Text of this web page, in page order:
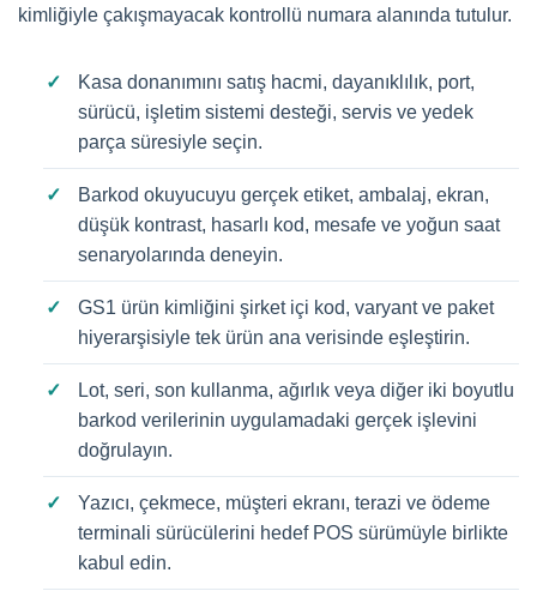
kimliğiyle çakışmayacak kontrollü numara alanında tutulur.
Kasa donanımını satış hacmi, dayanıklılık, port,
sürücü, işletim sistemi desteği, servis ve yedek
parça süresiyle seçin.
Barkod okuyucuyu gerçek etiket, ambalaj, ekran,
düşük kontrast, hasarlı kod, mesafe ve yoğun saat
senaryolarında deneyin.
GS1 ürün kimliğini şirket içi kod, varyant ve paket
hiyerarşisiyle tek ürün ana verisinde eşleştirin.
Lot, seri, son kullanma, ağırlık veya diğer iki boyutlu
barkod verilerinin uygulamadaki gerçek işlevini
doğrulayın.
Yazıcı, çekmece, müşteri ekranı, terazi ve ödeme
terminali sürücülerini hedef POS sürümüyle birlikte
kabul edin.